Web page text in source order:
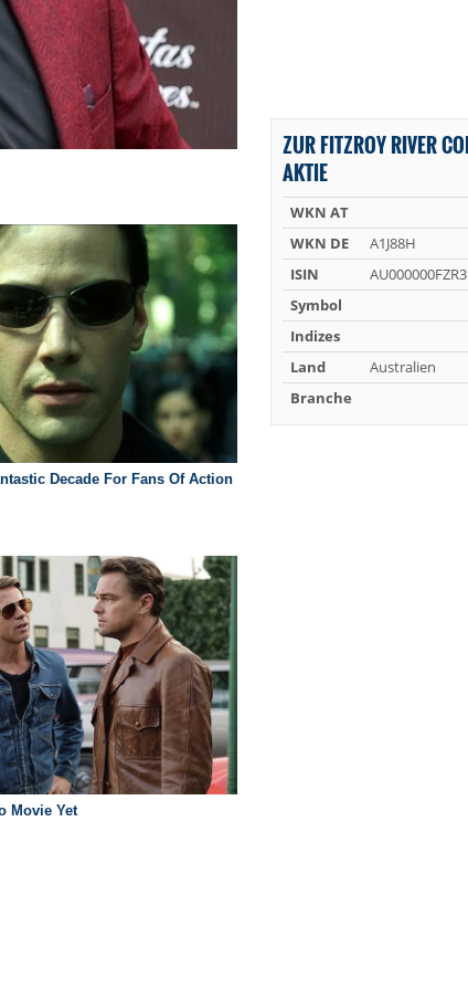
ZUR FITZROY RIVER
AKTIE
WKN AT
WKN DE
A1J88H
ISIN
AU000000FZR3
Symbol
Indizes
Land
Australien
Branche